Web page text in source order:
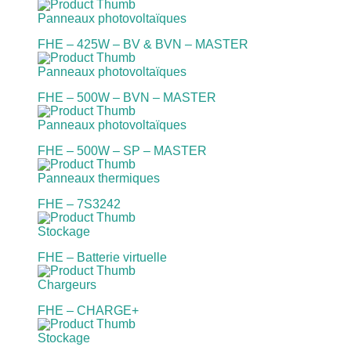
Panneaux photovoltaïques
FHE – 425W – BV & BVN – MASTER
Panneaux photovoltaïques
FHE – 500W – BVN – MASTER
Panneaux photovoltaïques
FHE – 500W – SP – MASTER
Panneaux thermiques
FHE – 7S3242
Stockage
FHE – Batterie virtuelle
Chargeurs
FHE – CHARGE+
Stockage